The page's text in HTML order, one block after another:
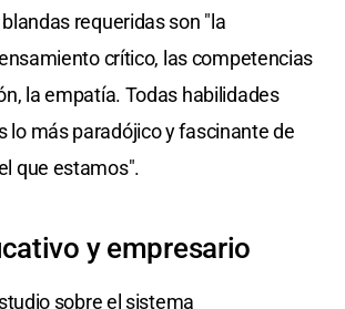
requeridas son "la
crítico, las competencias
la empatía. Todas habilidades
lo más paradójico y fascinante de
que estamos".
y empresario
sobre el sistema